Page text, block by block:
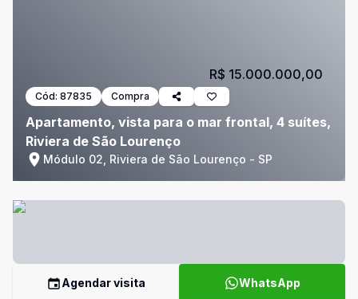
Cód: 87835 Compra
Apartamento, vista para o mar frontal, 4 suítes,
Riviera de São Lourenço
Módulo 02, Riviera de São Lourenço - SP
R$ 15.000.000,00
Agendar visita WhatsApp